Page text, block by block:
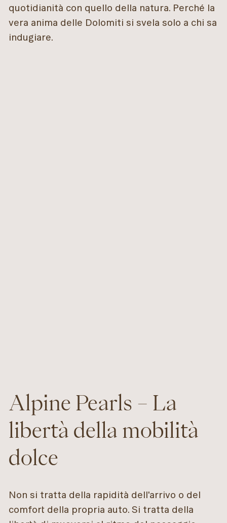
quotidianità con quello della natura. Perché la
vera anima delle Dolomiti si svela solo a chi sa
indugiare.
Alpine Pearls – La
libertà della mobilità
dolce
Non si tratta della rapidità dell'arrivo o del
comfort della propria auto. Si tratta della